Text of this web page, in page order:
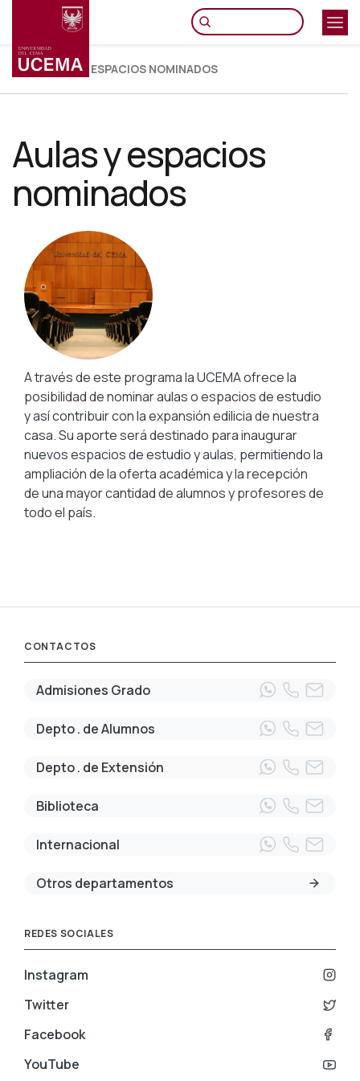
principal
AULAS Y ESPACIOS NOMINADOS
Aulas y espacios
nominados
A través de este programa la UCEMA ofrece la
posibilidad de nominar aulas o espacios de estudio
y así contribuir con la expansión edilicia de nuestra
casa. Su aporte será destinado para inaugurar
nuevos espacios de estudio y aulas, permitiendo la
ampliación de la oferta académica y la recepción
de una mayor cantidad de alumnos y profesores de
todo el país.
CONTACTOS
Admisiones Grado
Depto . de Alumnos
Depto . de Extensión
Biblioteca
Internacional
Otros departamentos
REDES SOCIALES
Instagram
Twitter
Facebook
YouTube